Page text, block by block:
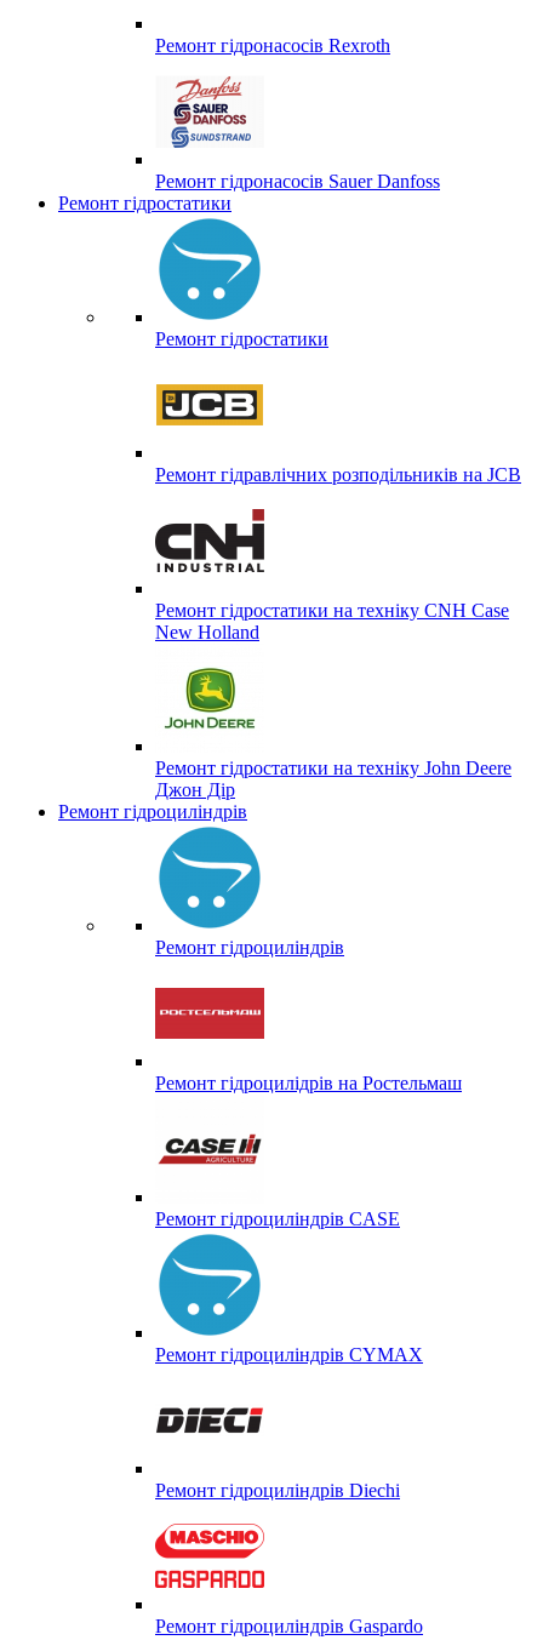
Ремонт гідронасосів Rexroth
Ремонт гідронасосів Sauer Danfoss
Ремонт гідростатики
Ремонт гідростатики
Ремонт гідравлічних розподільників на JCB
Ремонт гідростатики на техніку CNH Case
New Holland
Ремонт гідростатики на техніку John Deere
Джон Дір
Ремонт гідроциліндрів
Ремонт гідроциліндрів
Ремонт гідроцилідрів на Ростельмаш
Ремонт гідроциліндрів CASE
Ремонт гідроциліндрів CYMAX
Ремонт гідроциліндрів Diechi
Ремонт гідроциліндрів Gaspardo